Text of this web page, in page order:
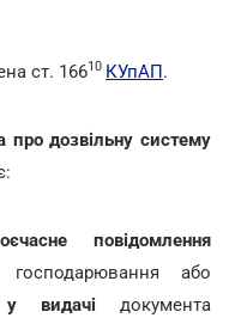
ст. 16610 КУпАП.
про дозвільну систему
повідомлення
або
видачі документа